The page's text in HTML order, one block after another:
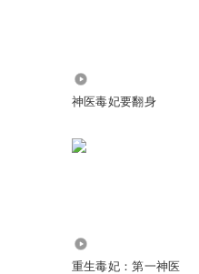
神医毒妃要翻身
重生毒妃：第一神医